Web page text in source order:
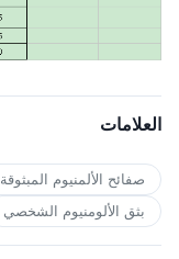
العلامات
صفائح الألمنيوم المبثوقة
بثق الألومنيوم الشخصي